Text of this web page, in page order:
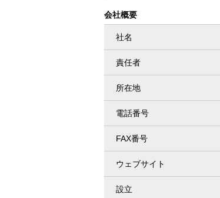
会社概要
社名
責任者
所在地
電話番号
FAX番号
ウェブサイト
設立